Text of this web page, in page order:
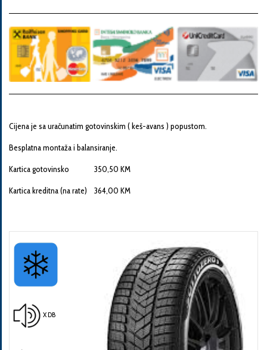
Godina
proizvodnje
Vaša
Pošalji
Cijena je sa uračunatim gotovinskim ( keš-avans ) popustom.
Besplatna montaža i balansiranje.
Kartica gotovinsko 350,50 KM
Kartica kreditna (na rate) 364,00 KM
X DB